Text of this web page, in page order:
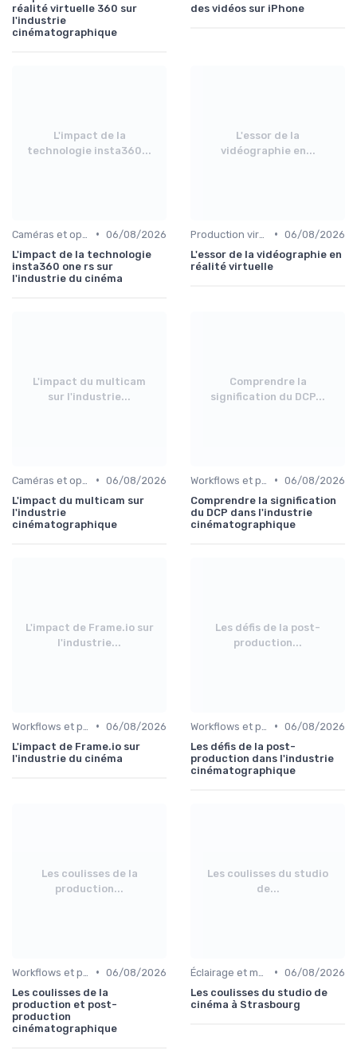
réalité virtuelle 360 sur
l'industrie
cinématographique
des vidéos sur iPhone
L'impact de la
technologie insta360...
• 06/08/2026
L'impact de la technologie
insta360 one rs sur
l'industrie du cinéma
L'essor de la
vidéographie en...
• 06/08/2026
L'essor de la vidéographie en
réalité virtuelle
L'impact du multicam
sur l'industrie...
• 06/08/2026
L'impact du multicam sur
l'industrie
cinématographique
Comprendre la
signification du DCP...
• 06/08/2026
Comprendre la signification
du DCP dans l'industrie
cinématographique
L'impact de Frame.io sur
l'industrie...
• 06/08/2026
L'impact de Frame.io sur
l'industrie du cinéma
Les défis de la post-
production...
• 06/08/2026
Les défis de la post-
production dans l'industrie
cinématographique
Les coulisses de la
production...
• 06/08/2026
Les coulisses de la
production et post-
production
cinématographique
Les coulisses du studio
de...
• 06/08/2026
Les coulisses du studio de
cinéma à Strasbourg